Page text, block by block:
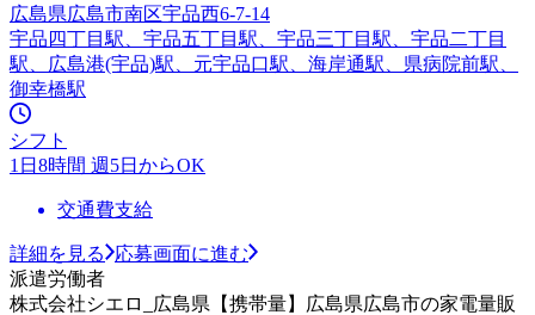
広島県広島市南区宇品西6-7-14
宇品四丁目駅、宇品五丁目駅、宇品三丁目駅、宇品二丁目
駅、広島港(宇品)駅、元宇品口駅、海岸通駅、県病院前駅、
御幸橋駅
シフト
1日8時間 週5日からOK
交通費支給
詳細を見る
応募画面に進む
派遣労働者
株式会社シエロ_広島県【携帯量】広島県広島市の家電量販